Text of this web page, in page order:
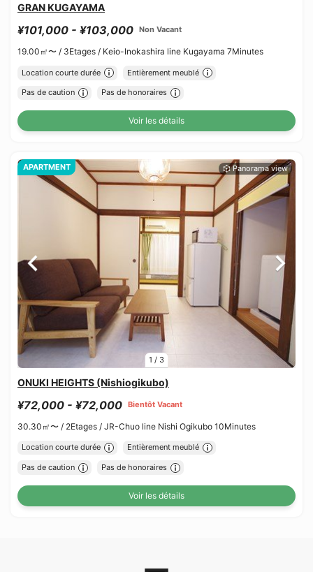
GRAN KUGAYAMA
¥101,000 - ¥103,000 Non Vacant
19.00㎡〜 / 3Etages / Keio-Inokashira line Kugayama 7Minutes
Location courte durée Entièrement meublé
Pas de caution Pas de honoraires
Voir les détails
1 / 3
APARTMENT
ONUKI HEIGHTS (Nishiogikubo)
¥72,000 - ¥72,000 Bientôt Vacant
30.30㎡〜 / 2Etages / JR-Chuo line Nishi Ogikubo 10Minutes
Location courte durée Entièrement meublé
Pas de caution Pas de honoraires
Voir les détails